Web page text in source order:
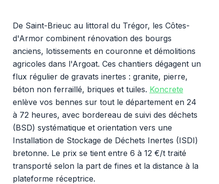
De Saint-Brieuc au littoral du Trégor, les Côtes-
d'Armor combinent rénovation des bourgs
anciens, lotissements en couronne et démolitions
agricoles dans l'Argoat. Ces chantiers dégagent un
flux régulier de gravats inertes : granite, pierre,
béton non ferraillé, briques et tuiles. Koncrete
enlève vos bennes sur tout le département en 24
à 72 heures, avec bordereau de suivi des déchets
(BSD) systématique et orientation vers une
Installation de Stockage de Déchets Inertes (ISDI)
bretonne. Le prix se tient entre 6 à 12 €/t traité
transporté selon la part de fines et la distance à la
plateforme réceptrice.